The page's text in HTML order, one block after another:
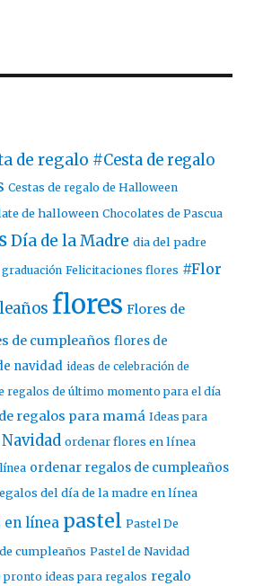
de regalo #Cesta de regalo
Cestas de regalo de Halloween
de halloween Chocolates de Pascua
Día de la Madre dia del padre
Felicitaciones flores #Flor
flores Flores de
de cumpleaños flores de
navidad ideas de celebración de
regalos de último momento para el día
regalos para mamá Ideas para
Navidad ordenar flores en línea
ordenar regalos de cumpleaños
del día de la madre en línea
en línea pastel Pastel De
cumpleaños Pastel de Navidad
pronto ideas para regalos regalo